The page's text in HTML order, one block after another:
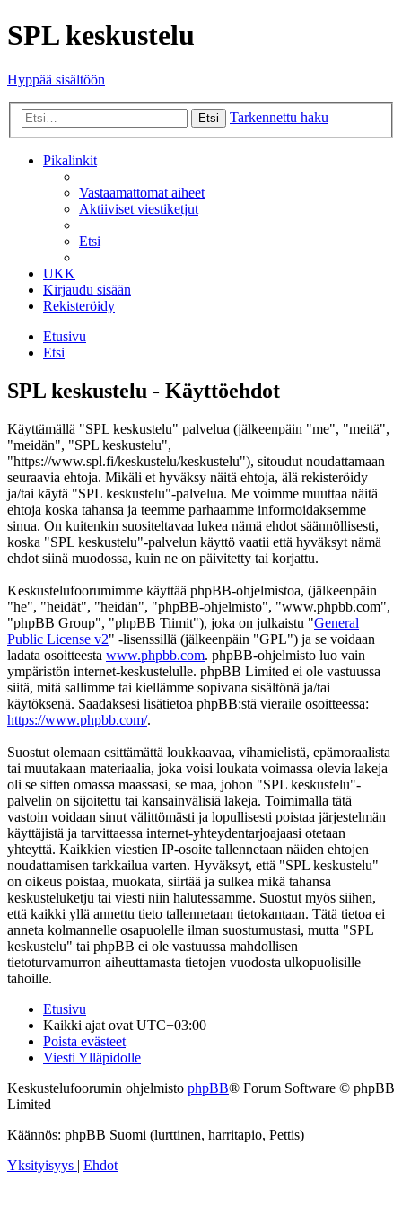
SPL keskustelu
Hyppää sisältöön
Etsi Tarkennettu haku
Pikalinkit
Vastaamattomat aiheet
Aktiiviset viestiketjut
Etsi
UKK
Kirjaudu sisään
Rekisteröidy
Etusivu
Etsi
SPL keskustelu - Käyttöehdot
Käyttämällä "SPL keskustelu" palvelua (jälkeenpäin "me", "meitä",
"meidän", "SPL keskustelu",
"https://www.spl.fi/keskustelu/keskustelu"), sitoudut noudattamaan
seuraavia ehtoja. Mikäli et hyväksy näitä ehtoja, älä rekisteröidy
ja/tai käytä "SPL keskustelu"-palvelua. Me voimme muuttaa näitä
ehtoja koska tahansa ja teemme parhaamme informoidaksemme
sinua. On kuitenkin suositeltavaa lukea nämä ehdot säännöllisesti,
koska "SPL keskustelu"-palvelun käyttö vaatii että hyväksyt nämä
ehdot siinä muodossa, kuin ne on päivitetty tai korjattu.
Keskustelufoorumimme käyttää phpBB-ohjelmistoa, (jälkeenpäin
"he", "heidät", "heidän", "phpBB-ohjelmisto", "www.phpbb.com",
"phpBB Group", "phpBB Tiimit"), joka on julkaistu "General
Public License v2" -lisenssillä (jälkeenpäin "GPL") ja se voidaan
ladata osoitteesta www.phpbb.com. phpBB-ohjelmisto luo vain
ympäristön internet-keskustelulle. phpBB Limited ei ole vastuussa
siitä, mitä sallimme tai kiellämme sopivana sisältönä ja/tai
käytöksenä. Saadaksesi lisätietoa phpBB:stä vieraile osoitteessa:
https://www.phpbb.com/.
Suostut olemaan esittämättä loukkaavaa, vihamielistä, epämoraalista
tai muutakaan materiaalia, joka voisi loukata voimassa olevia lakeja
oli se sitten omassa maassasi, se maa, johon "SPL keskustelu"-
palvelin on sijoitettu tai kansainvälisiä lakeja. Toimimalla tätä
vastoin voidaan sinut välittömästi ja lopullisesti poistaa järjestelmän
käyttäjistä ja tarvittaessa internet-yhteydentarjoajaasi otetaan
yhteyttä. Kaikkien viestien IP-osoite tallennetaan näiden ehtojen
noudattamisen tarkkailua varten. Hyväksyt, että "SPL keskustelu"
on oikeus poistaa, muokata, siirtää ja sulkea mikä tahansa
keskusteluketju tai viesti niin halutessamme. Suostut myös siihen,
että kaikki yllä annettu tieto tallennetaan tietokantaan. Tätä tietoa ei
anneta kolmannelle osapuolelle ilman suostumustasi, mutta "SPL
keskustelu" tai phpBB ei ole vastuussa mahdollisen
tietoturvamurron aiheuttamasta tietojen vuodosta ulkopuolisille
tahoille.
Etusivu
Kaikki ajat ovat UTC+03:00
Poista evästeet
Viesti Ylläpidolle
Keskustelufoorumin ohjelmisto phpBB® Forum Software © phpBB
Limited
Käännös: phpBB Suomi (lurttinen, harritapio, Pettis)
Yksityisyys | Ehdot